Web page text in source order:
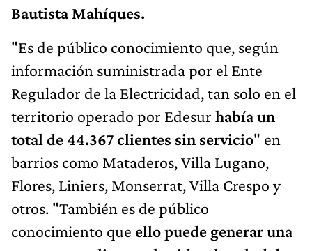
Bautista Mahíques.
"Es de público conocimiento que, según
información suministrada por el Ente
Regulador de la Electricidad, tan solo en el
territorio operado por Edesur había un
total de 44.367 clientes sin servicio" en
barrios como Mataderos, Villa Lugano,
Flores, Liniers, Monserrat, Villa Crespo y
otros. "También es de público
conocimiento que ello puede generar una